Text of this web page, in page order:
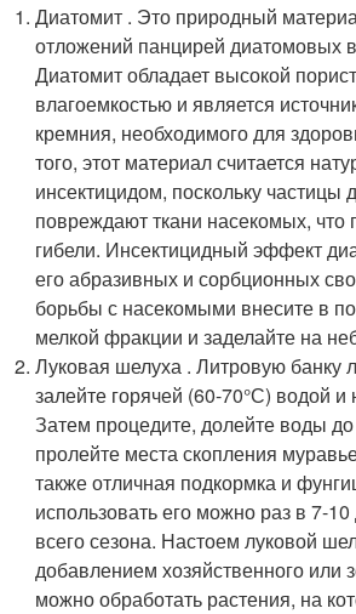
Диатомит . Это природный
отложений панцирей диатомовых
Диатомит обладает высокой
влагоемкостью и является
кремния, необходимого для
того, этот материал считается
инсектицидом, поскольку частицы
повреждают ткани насекомых, что
гибели. Инсектицидный эффект
его абразивных и сорбционных
борьбы с насекомыми внесите в
мелкой фракции и заделайте на
Луковая шелуха . Литровую банку
залейте горячей (60-70°С) водой и
Затем процедите, долейте воды
пролейте места скопления
также отличная подкормка и
использовать его можно раз в 7-
всего сезона. Настоем луковой
добавлением хозяйственного или
можно обработать растения, на